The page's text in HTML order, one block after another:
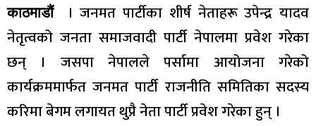
काठमाडौं। जनमत पार्टीका शीर्ष नेताहरू उपेन्द्र यादव
नेतृत्वको जनता समाजवादी पार्टी नेपालमा प्रवेश गरेका
छन् । जसपा नेपालले पर्सामा आयोजना गरेको
कार्यक्रममार्फत जनमत पार्टी राजनीति समितिका सदस्य
करिमा बेगम लगायत थुप्रै नेता पार्टी प्रवेश गरेका हुन् ।